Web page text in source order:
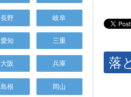
落
長野 岐阜
愛知 三重
大阪 兵庫
島根 岡山